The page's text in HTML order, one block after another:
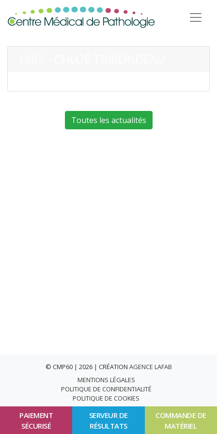
PAIEMENT
SÉCURISÉ
SERVEUR DE
RÉSULTATS
COMMANDE DE
MATÉRIEL
Toutes les actualités
© CMP60 | 2026 | CRÉATION AGENCE LAFAB
MENTIONS LÉGALES
POLITIQUE DE CONFIDENTIALITÉ
POLITIQUE DE COOKIES